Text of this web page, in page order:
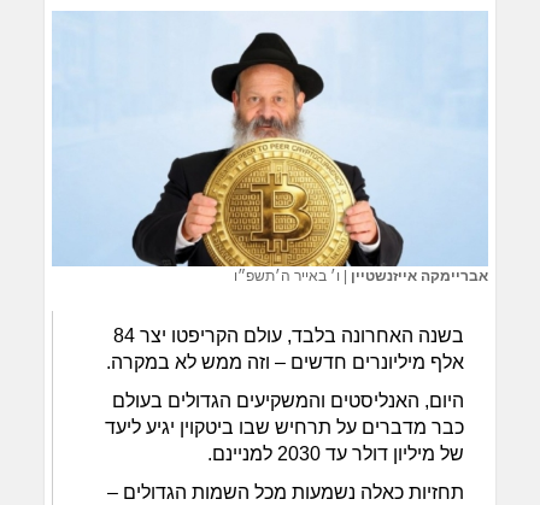
אבריימקה אייזנשטיין | ו׳ באייר ה׳תשפ״ו
בשנה האחרונה בלבד, עולם הקריפטו יצר 84
אלף מיליונרים חדשים – וזה ממש לא במקרה.
היום, האנליסטים והמשקיעים הגדולים בעולם
כבר מדברים על תרחיש שבו ביטקוין יגיע ליעד
של מיליון דולר עד 2030 למניינם.
תחזיות כאלה נשמעות מכל השמות הגדולים –